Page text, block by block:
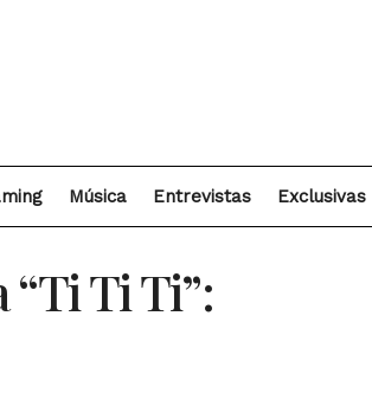
Música Entrevistas Exclusivas
Ti Ti”: